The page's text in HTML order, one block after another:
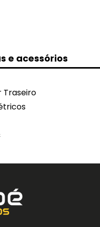
e acessórios
Traseiro